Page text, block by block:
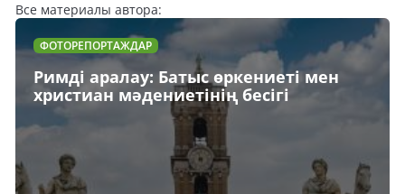
Все материалы автора:
ФОТОРЕПОРТАЖДАР
Римді аралау: Батыс өркениеті мен
христиан мәдениетінің бесігі